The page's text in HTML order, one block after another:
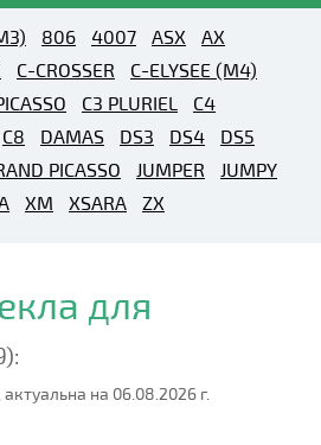
806 4007 ASX
AX
C-CROSSER
C-ELYSEE (M4)
C3 PLURIEL
C4
C8 DAMAS DS3 DS4
DS5
PICASSO JUMPER
JUMPY
XM XSARA ZX
для
на 06.08.2026 г.